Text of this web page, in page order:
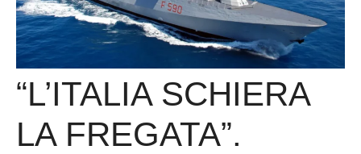
“L’ITALIA SCHIERA
LA FREGATA”.